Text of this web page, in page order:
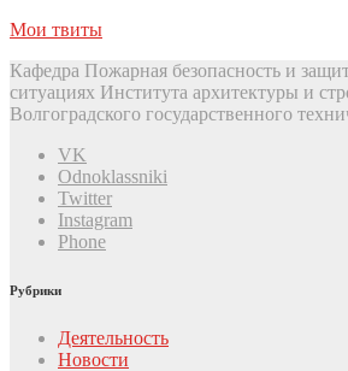
Мои твиты
Кафедра Пожарная безопасность и
ситуациях Института архитектуры и
Волгоградского государственного
VK
Odnoklassniki
Twitter
Instagram
Phone
Рубрики
Деятельность
Новости